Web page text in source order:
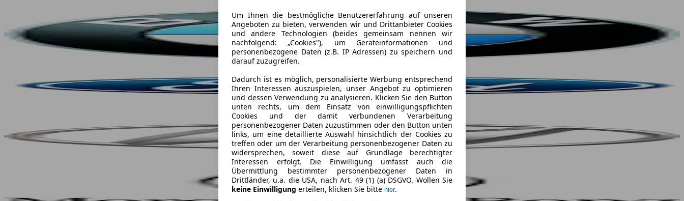
Um Ihnen die bestmögliche Benutzererfahrung auf unseren
Angeboten zu bieten, verwenden wir und Drittanbieter Cookies
und andere Technologien (beides gemeinsam nennen wir
nachfolgend: „Cookies"), um Geräteinformationen und
personenbezogene Daten (z.B. IP Adressen) zu speichern und
darauf zuzugreifen.
Dadurch ist es möglich, personalisierte Werbung entsprechend
Ihren Interessen auszuspielen, unser Angebot zu optimieren
und dessen Verwendung zu analysieren. Klicken Sie den Button
unten rechts, um dem Einsatz von einwilligungspflichten
Cookies und der damit verbundenen Verarbeitung
personenbezogener Daten zuzustimmen oder den Button unten
links, um eine detaillierte Auswahl hinsichtlich der Cookies zu
treffen oder um der Verarbeitung personenbezogener Daten zu
widersprechen, soweit diese auf Grundlage berechtigter
Interessen erfolgt. Die Einwilligung umfasst auch die
Übermittlung bestimmter personenbezogener Daten in
Drittländer, u.a. die USA, nach Art. 49 (1) (a) DSGVO. Wollen Sie
keine Einwilligung erteilen, klicken Sie bitte hier.